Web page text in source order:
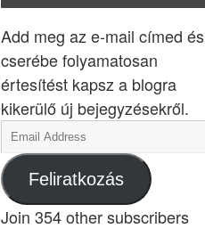
Add meg az e-mail címed és
cserébe folyamatosan
értesítést kapsz a blogra
kikerülő új bejegyzésekről.
Feliratkozás
Join 354 other subscribers